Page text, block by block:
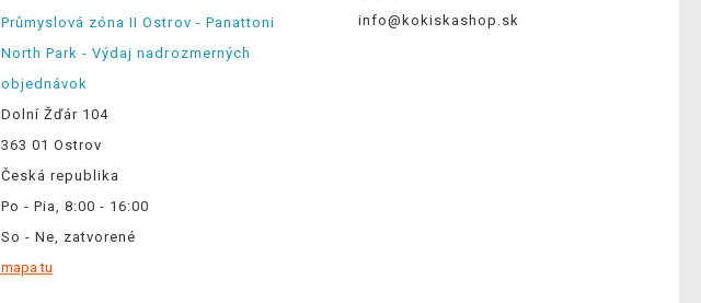
Průmyslová zóna II Ostrov - Panattoni
North Park - Výdaj nadrozmerných
objednávok
Dolní Žďár 104
363 01 Ostrov
Česká republika
Po - Pia, 8:00 - 16:00
So - Ne, zatvorené
mapa tu
info@kokiskashop.sk